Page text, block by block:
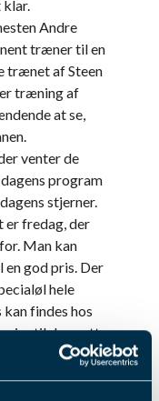
klar.
Andre
træner til en
trænet af Steen
træning af
at se,
venter de
program
stjerner.
er fredag, der
Man kan
god pris. Der
hele
findes hos
til den nette